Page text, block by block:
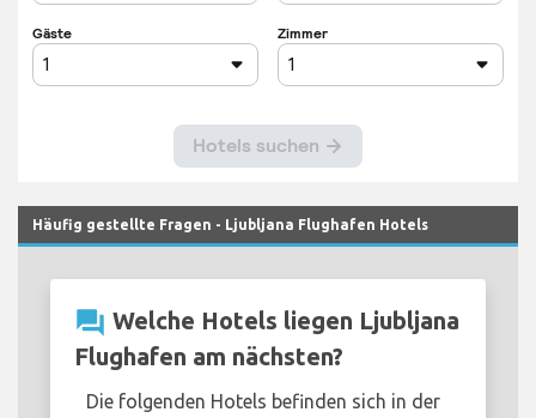
Häufig gestellte Fragen - Ljubljana Flughafen Hotels
question_answer Welche Hotels liegen Ljubljana
Flughafen am nächsten?
Die folgenden Hotels befinden sich in der